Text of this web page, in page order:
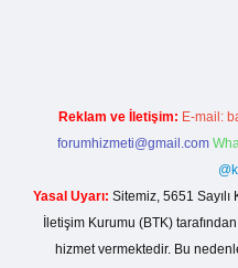
Reklam ve İletişim: E-mail:
forumhizmeti@gmail.com
Yasal Uyarı: Sitemiz, 5651
İletişim Kurumu (BTK)
hizmet vermektedir. Bu